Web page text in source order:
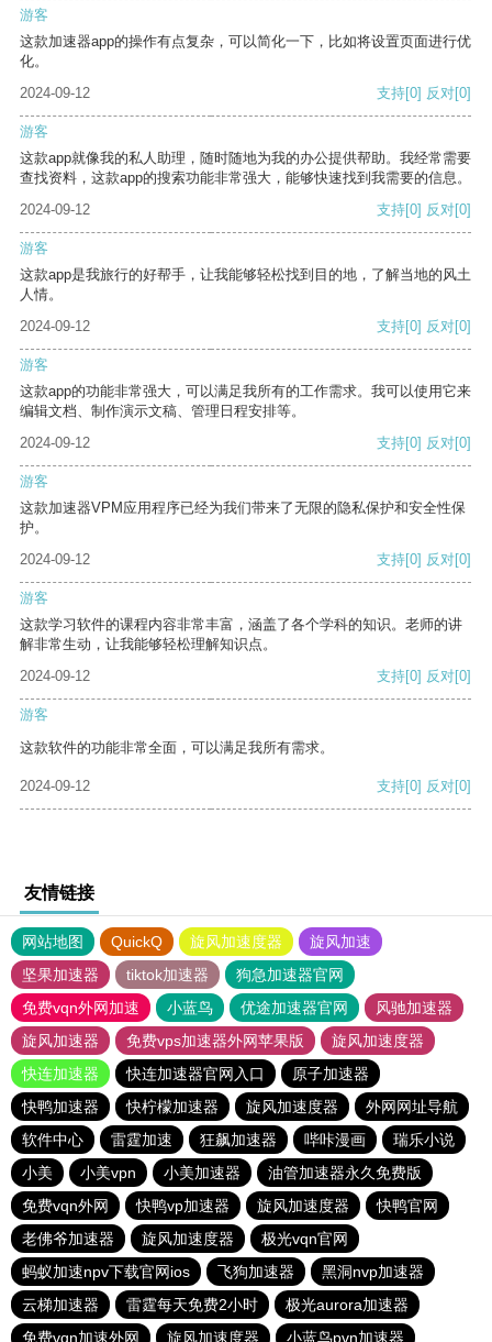
游客
这款加速器app的操作有点复杂，可以简化一下，比如将设置页面进行优
化。
2024-09-12
支持[0] 反对[0]
游客
这款app就像我的私人助理，随时随地为我的办公提供帮助。我经常需要
查找资料，这款app的搜索功能非常强大，能够快速找到我需要的信息。
2024-09-12
支持[0] 反对[0]
游客
这款app是我旅行的好帮手，让我能够轻松找到目的地，了解当地的风土
人情。
2024-09-12
支持[0] 反对[0]
游客
这款app的功能非常强大，可以满足我所有的工作需求。我可以使用它来
编辑文档、制作演示文稿、管理日程安排等。
2024-09-12
支持[0] 反对[0]
游客
这款加速器VPM应用程序已经为我们带来了无限的隐私保护和安全性保
护。
2024-09-12
支持[0] 反对[0]
游客
这款学习软件的课程内容非常丰富，涵盖了各个学科的知识。老师的讲
解非常生动，让我能够轻松理解知识点。
2024-09-12
支持[0] 反对[0]
游客
这款软件的功能非常全面，可以满足我所有需求。
2024-09-12 支持[0] 反对[0]
友情链接
网站地图 QuickQ 旋风加速度器
旋风加速
坚果加速器
tiktok加速器
狗急加速器官网
免费vqn外网加速
小蓝鸟 优途加速器官网
风驰加速器
旋风加速器
免费vps加速器外网苹果版
旋风加速度器
快连加速器
快连加速器官网入口
原子加速器
快鸭加速器
快柠檬加速器 旋风加速度器
外网网址导航
软件中心
雷霆加速 狂飙加速器 哔咔漫画
瑞乐小说
小美
小美vpn 小美加速器
油管加速器永久免费版
免费vqn外网
快鸭vp加速器 旋风加速度器
快鸭官网
老佛爷加速器
旋风加速度器
极光vqn官网
蚂蚁加速npv下载官网ios
飞狗加速器
黑洞nvp加速器
云梯加速器
雷霆每天免费2小时
极光aurora加速器
免费vqn加速外网
旋风加速度器 小蓝鸟pvn加速器